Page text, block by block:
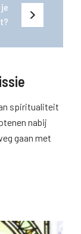
spiritualiteit
nabij
gaan met